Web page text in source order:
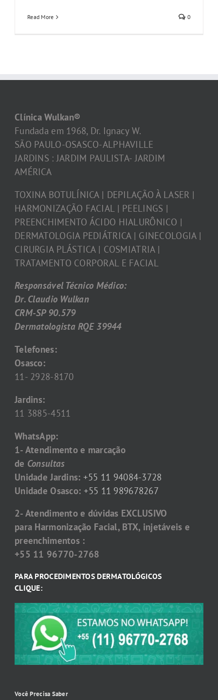
Read More 0
Clínica Wulkan®
Fundada em 1968, Dr. Ignacy W.
SÃO PAULO-OSASCO-ALPHAVILLE
JARDINS : JARDIM PAULISTA- JARDIM
AMÉRICA
TOXINA BOTULÍNICA | DEPILAÇÃO À LASER |
HARMONIZAÇÃO FACIAL | PEELINGS |
PREENCHIMENTO ÁCIDO HIALURÔNICO |
DERMATOLOGIA PEDIÁTRICA | GINECOLOGIA |
CIRURGIA PLÁSTICA | COSMIATRIA |
TRATAMENTO CORPORAL E FACIAL
Responsável Técnico Médico:
Dr. Claudio Wulkan
CRM-SP 90.579
Dermatologista RQE 39944
Telefones:
Osasco:
11- 2928-8170
Jardins:
11 3885-4511
WhatsApp:
1- Atendimento e marcação
de Consultas
Unidade Jardins: +55 11 94084-3728
Unidade Osasco: +55 11 989678267
2- Atendimento e dúvidas EXCLUSIVO
para Harmonização Facial, BTX, injetáveis e
preenchimentos :
+55 11 96770-2768
PARA PROCEDIMENTOS DERMATOLÓGICOS
CLIQUE:
Você Precisa Saber